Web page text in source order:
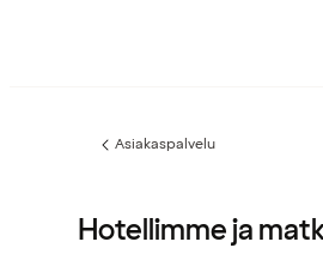
Edellinen
Asiakaspalvelu
Hotellimme ja